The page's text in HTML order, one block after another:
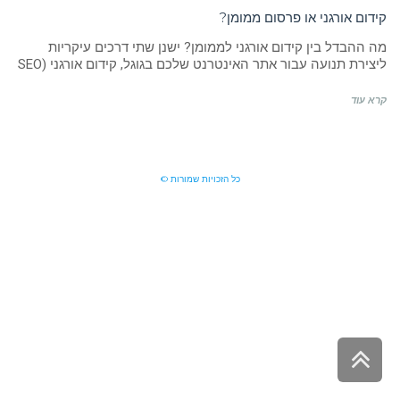
קידום אורגני או פרסום ממומן?
מה ההבדל בין קידום אורגני לממומן? ישנן שתי דרכים עיקריות
ליצירת תנועה עבור אתר האינטרנט שלכם בגוגל, קידום אורגני (SEO
קרא עוד
כל הזכויות שמורות ©
לראש